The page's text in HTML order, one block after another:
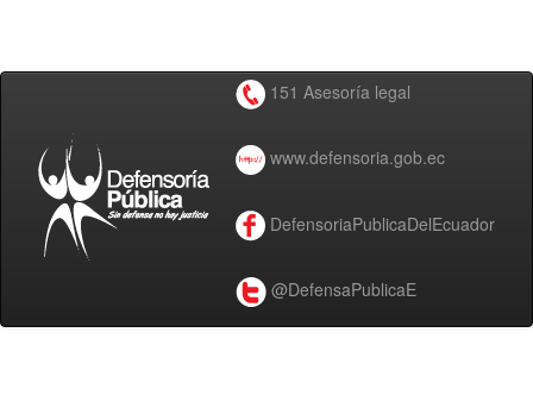
151 Asesoría legal
www.defensoria.gob.ec
DefensoriaPublicaDelEcuador
@DefensaPublicaE